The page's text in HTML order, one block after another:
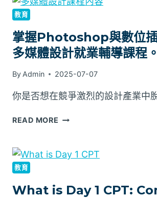
教育
掌握Photoshop與數位
多媒體設計就業輔導課程。
By Admin 2025-07-07
你是否想在競爭激烈的設計產業中
READ MORE
教育
What is Day 1 CPT: